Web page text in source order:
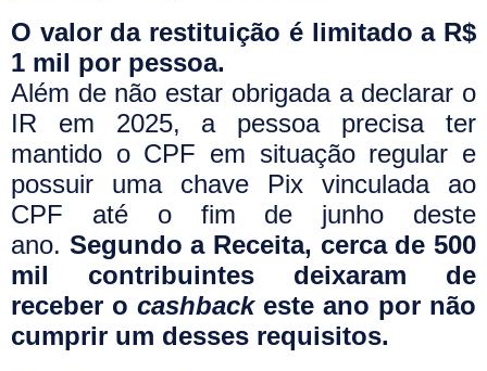
O valor da restituição é limitado a R$
1 mil por pessoa.
Além de não estar obrigada a declarar o
IR em 2025, a pessoa precisa ter
mantido o CPF em situação regular e
possuir uma chave Pix vinculada ao
CPF até o fim de junho deste
ano. Segundo a Receita, cerca de 500
mil contribuintes deixaram de
receber o cashbackeste ano por não
cumprir um desses requisitos.